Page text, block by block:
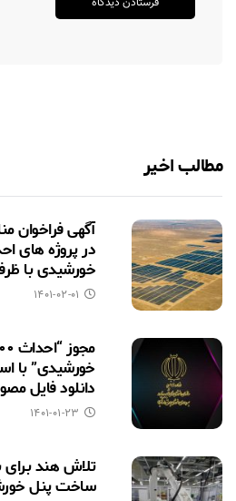
مطالب اخیر
آگهی فراخوان
خورشیدی با ظرفیت
۱۴۰۱-۰۲-۰۱
دانلود فایل
۱۴۰۱-۰۱-۲۳
تلاش هند
ساخت پنل